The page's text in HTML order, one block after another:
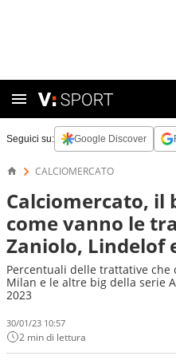
Seguici su: Google Discover
CALCIOMERCATO
Calciomercato, il
come vanno le
Zaniolo, Lindelof
Percentuali delle trattative che
Milan e le altre big della serie
2023
30/01/23 10:57
2 min di lettura